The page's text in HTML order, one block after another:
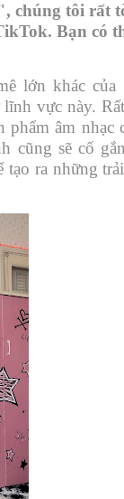
chúng tôi rất
Bạn có
lớn khác của
vực này.
âm nhạc
cũng sẽ cố
tạo ra những